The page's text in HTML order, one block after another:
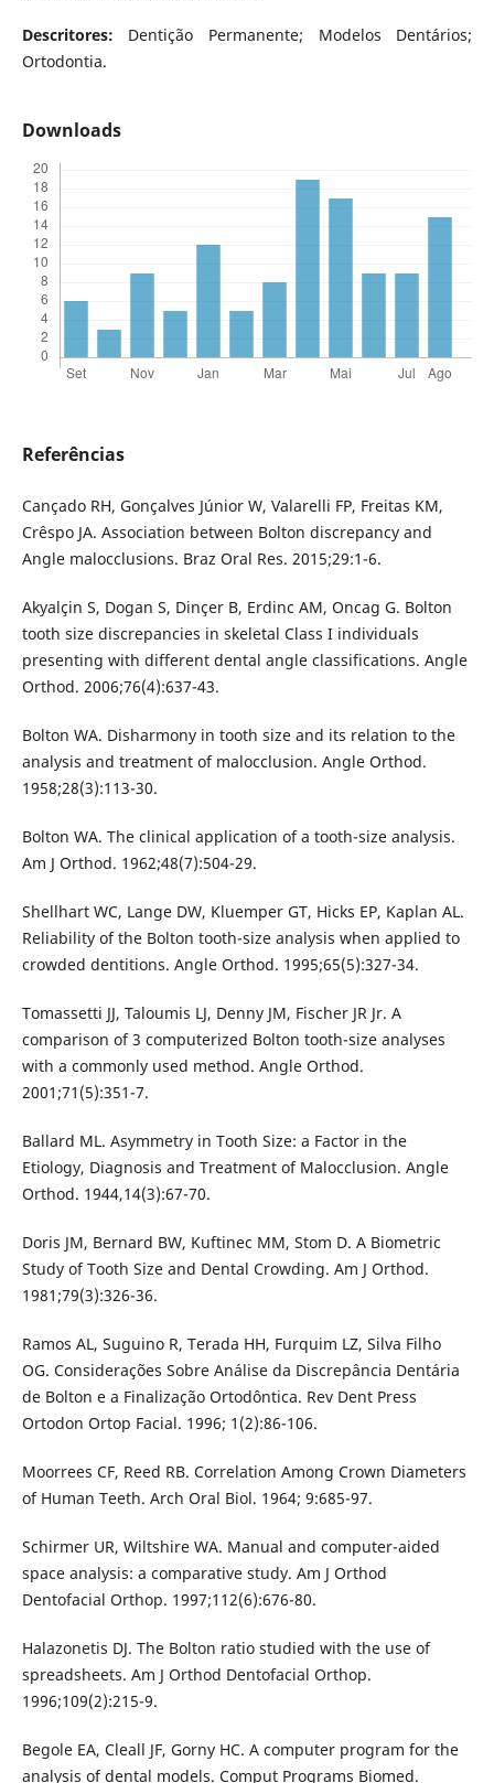
Descritores: Dentição Permanente; Modelos Dentários;
Ortodontia.
Downloads
Referências
Cançado RH, Gonçalves Júnior W, Valarelli FP, Freitas KM,
Crêspo JA. Association between Bolton discrepancy and
Angle malocclusions. Braz Oral Res. 2015;29:1-6.
Akyalçin S, Dogan S, Dinçer B, Erdinc AM, Oncag G. Bolton
tooth size discrepancies in skeletal Class I individuals
presenting with different dental angle classifications. Angle
Orthod. 2006;76(4):637-43.
Bolton WA. Disharmony in tooth size and its relation to the
analysis and treatment of malocclusion. Angle Orthod.
1958;28(3):113-30.
Bolton WA. The clinical application of a tooth-size analysis.
Am J Orthod. 1962;48(7):504-29.
Shellhart WC, Lange DW, Kluemper GT, Hicks EP, Kaplan AL.
Reliability of the Bolton tooth-size analysis when applied to
crowded dentitions. Angle Orthod. 1995;65(5):327-34.
Tomassetti JJ, Taloumis LJ, Denny JM, Fischer JR Jr. A
comparison of 3 computerized Bolton tooth-size analyses
with a commonly used method. Angle Orthod.
2001;71(5):351-7.
Ballard ML. Asymmetry in Tooth Size: a Factor in the
Etiology, Diagnosis and Treatment of Malocclusion. Angle
Orthod. 1944,14(3):67-70.
Doris JM, Bernard BW, Kuftinec MM, Stom D. A Biometric
Study of Tooth Size and Dental Crowding. Am J Orthod.
1981;79(3):326-36.
Ramos AL, Suguino R, Terada HH, Furquim LZ, Silva Filho
OG. Considerações Sobre Análise da Discrepância Dentária
de Bolton e a Finalização Ortodôntica. Rev Dent Press
Ortodon Ortop Facial. 1996; 1(2):86-106.
Moorrees CF, Reed RB. Correlation Among Crown Diameters
of Human Teeth. Arch Oral Biol. 1964; 9:685-97.
Schirmer UR, Wiltshire WA. Manual and computer-aided
space analysis: a comparative study. Am J Orthod
Dentofacial Orthop. 1997;112(6):676-80.
Halazonetis DJ. The Bolton ratio studied with the use of
spreadsheets. Am J Orthod Dentofacial Orthop.
1996;109(2):215-9.
Begole EA, Cleall JF, Gorny HC. A computer program for the
analysis of dental models. Comput Programs Biomed.